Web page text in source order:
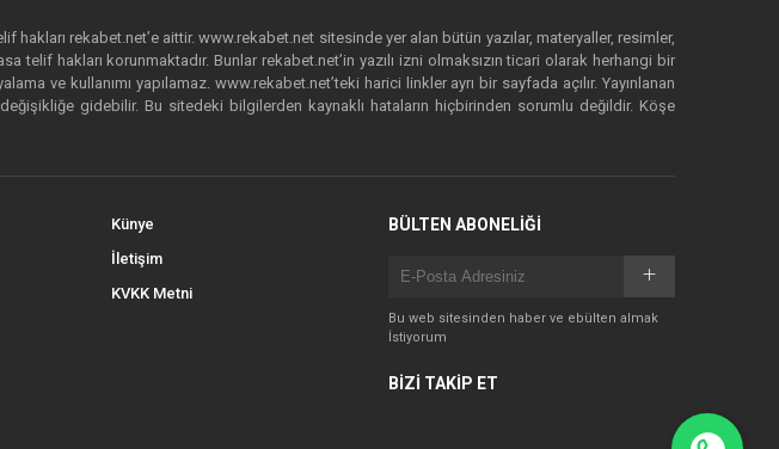
rekabet.net’e aittir. www.rekabet.net sitesinde yer alan bütün yazılar, materyaller, resimler,
telif hakları korunmaktadır. Bunlar rekabet.net’in yazılı izni olmaksızın ticari olarak herhangi bir
ve kullanımı yapılamaz. www.rekabet.net’teki harici linkler ayrı bir sayfada açılır. Yayınlanan
gidebilir. Bu sitedeki bilgilerden kaynaklı hataların hiçbirinden sorumlu değildir. Köşe
Künye
İletişim
KVKK Metni
BÜLTEN ABONELİĞİ
Bu web sitesinden haber ve ebülten almak
İstiyorum
BİZİ TAKİP ET